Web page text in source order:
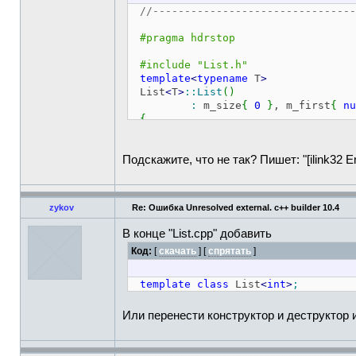
T m_data ; //
_Node
{
}
} ;
_Node*m_first; //
classIterator
{
private:
_Node*m_current;
public
{
}
T&operator++();
#pragma hdrstop
#include "List.h"
template<typename T>
List<T>:: List ( )
:
m_size{ 0 } , m_first{
{
List<T>::~List()
{
//Удаление эл-тов, пока
_Node
k
for (_Node*i=m_first;
{
i=i->m_next;
deletek;
}
#pragma package(smart_init)
Подскажите, что не так? Пишет: "[ilink32
zykov Re: Ошибка Unresolved external. c++ builder 10.4
В конце "List.cpp" добавить
Код: [скачать] [спрятать]
template
class List<int>;
Или перенести конструктор и деструктор